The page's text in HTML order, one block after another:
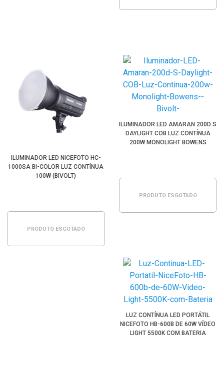
ILUMINADOR LED NICEFOTO HC-
1000SA BI-COLOR LUZ CONTÍNUA
100W (BIVOLT)
PRODUTO ESGOTADO
ILUMINADOR LED AMARAN 200D S
DAYLIGHT COB LUZ CONTÍNUA
200W MONOLIGHT BOWENS
PRODUTO ESGOTADO
LUZ CONTÍNUA LED PORTÁTIL
NICEFOTO HB-600B DE 60W VÍDEO
LIGHT 5500K COM BATERIA